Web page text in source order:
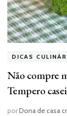
DICAS
Não compre
Tempero
porDona de casa